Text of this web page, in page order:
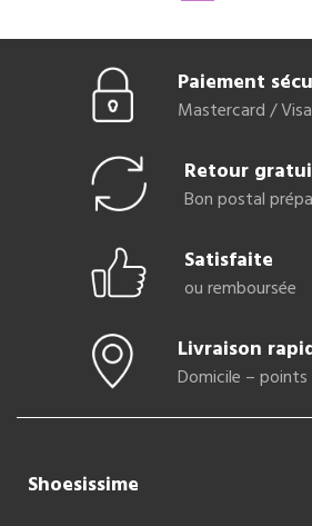
Paiement
Mastercard /
Retour
Bon postal
Satisfaite
ou remboursée
Livraison
Domicile – points
Shoesissime